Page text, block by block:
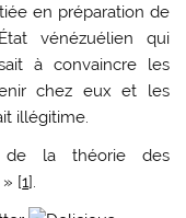
en préparation de
vénézuélien qui
à convaincre les
chez eux et les
illégitime.
de la théorie des
[1].